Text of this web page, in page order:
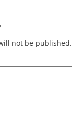
not be published.